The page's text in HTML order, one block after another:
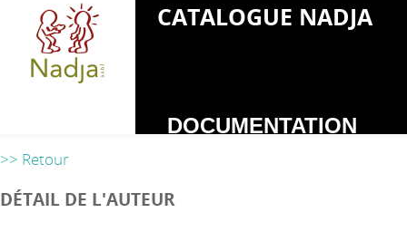
CATALOGUE NADJA
DOCUMENTATION
>> Retour
DÉTAIL DE L'AUTEUR